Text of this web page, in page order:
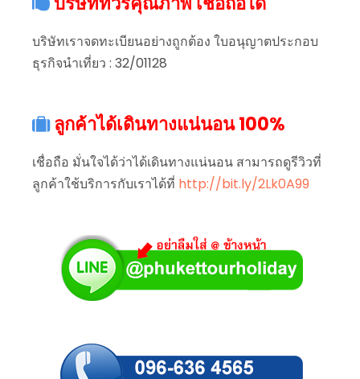
บริษัทเราจดทะเบียนอย่างถูกต้อง ใบอนุญาตประกอบ
ธุรกิจนำเที่ยว : 32/01128
ลูกค้าได้เดินทางแน่นอน 100%
เชื่อถือ มั่นใจได้ว่าได้เดินทางแน่นอน สามารถดูรีวิวที่
ลูกค้าใช้บริการกับเราได้ที่ http://bit.ly/2Lk0A99